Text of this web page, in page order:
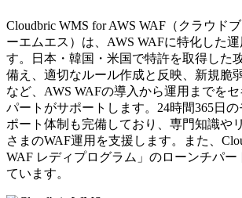
Cloudbric WMS for AWS WAF（クラウド
ーエムエス）は、AWS WAFに特化した
す。日本・韓国・米国で特許を取得した
備え、適切なルール作成と反映、新規脆
など、AWS WAFの導入から運用までを
パートがサポートします。24時間365日
ポート体制も完備しており、専門知識や
さまのWAF運用を支援します。また、
WAF レディプログラム」のローンチパ
ています。